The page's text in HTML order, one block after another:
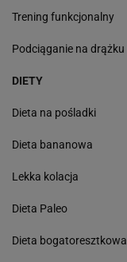
Trening funkcjonalny
Podciąganie na drążku
DIETY
Dieta na pośladki
Dieta bananowa
Lekka kolacja
Dieta Paleo
Dieta bogatoresztkowa